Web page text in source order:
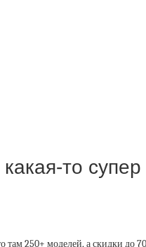
то
там 250+ моделей, а скидки до